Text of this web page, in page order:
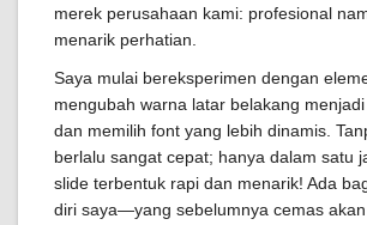
merek perusahaan kami: profesional
menarik perhatian.
Saya mulai bereksperimen dengan
mengubah warna latar belakang
dan memilih font yang lebih dinamis.
berlalu sangat cepat; hanya dalam satu
slide terbentuk rapi dan menarik! Ada
diri saya—yang sebelumnya cemas